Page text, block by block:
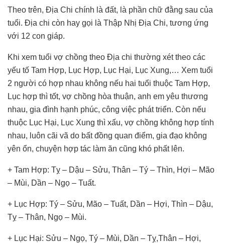
Theo trên, Địa Chi chính là đất, là phần chữ đằng sau của
tuổi. Địa chi còn hay gọi là Thập Nhị Địa Chi, tương ứng
với 12 con giáp.
Khi xem tuổi vợ chồng theo Địa chi thường xét theo các
yếu tố Tam Hợp, Lục Hợp, Lục Hại, Lục Xung,… Xem tuổi
2 người có hợp nhau không nếu hai tuổi thuộc Tam Hợp,
Lục hợp thì tốt, vợ chồng hòa thuận, anh em yêu thương
nhau, gia đình hạnh phúc, công việc phát triển. Còn nếu
thuộc Lục Hại, Lục Xung thì xấu, vợ chồng không hợp tính
nhau, luôn cãi vã do bất đồng quan điểm, gia đạo không
yên ổn, chuyện hợp tác làm ăn cũng khó phất lên.
+ Tam Hợp: Tỵ – Dậu – Sửu, Thân – Tý – Thìn, Hợi – Mão
– Mùi, Dần – Ngọ – Tuất.
+ Lục Hợp: Tý – Sửu, Mão – Tuất, Dần – Hợi, Thìn – Dậu,
Tỵ – Thân, Ngọ – Mùi.
+ Lục Hại: Sửu – Ngọ, Tý – Mùi, Dần – Tỵ,Thân – Hợi,